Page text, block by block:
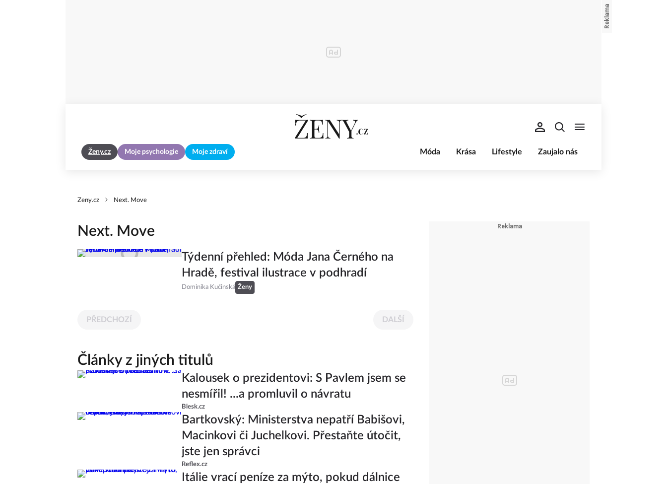
Ženy.cz Moje psychologie Moje zdraví Móda Krása Lifestyle Zaujalo nás
Zeny.cz Next. Move
Next. Move
Týdenní přehled: Móda Jana Černého na
Hradě, festival ilustrace v podhradí
Dominika Kučinská Ženy
PŘEDCHOZÍ DALŠÍ
Články z jiných titulů
Kalousek o prezidentovi: S Pavlem jsem se
nesmířil! ...a promluvil o návratu
Blesk.cz
Bartkovský: Ministerstva nepatří Babišovi,
Macinkovi či Juchelkovi. Přestaňte útočit,
jste jen správci
Reflex.cz
Itálie vrací peníze za mýto, pokud dálnice